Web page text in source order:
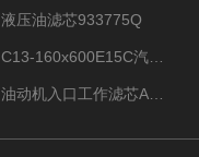
液压油滤芯933775Q